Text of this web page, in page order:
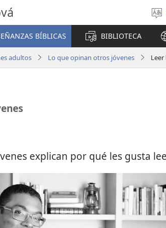
BÍBLICAS BIBLIOTECA
adultos Lo que opinan otros jóvenes Leer
explican por qué les gusta